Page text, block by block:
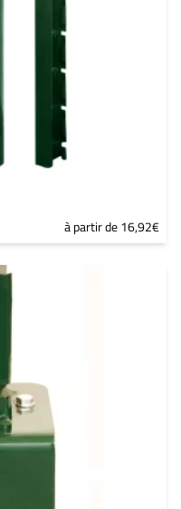
à partir de 16,92€